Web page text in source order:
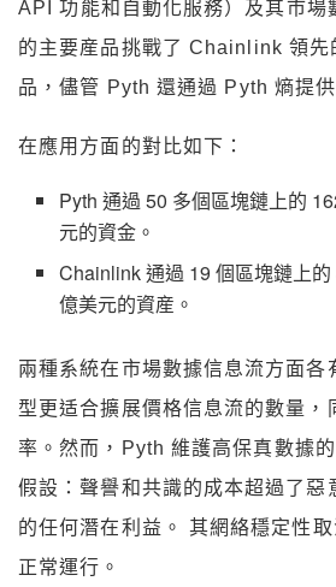
API 功能和自動化服務）及其市場
的主要産品挑戰了 Chainlink 領先
品，儘管 Pyth 還通過 Pyth 熵提
在應用方面的對比如下：
Pyth 通過 50 多個區塊鏈上的
元的資金。
Chainlink 通過 19 個區塊鏈上
億美元的資産。
兩種系統在市場數據信息流方面
型更适合擴展價格信息流的數量，
率。然而，Pyth 維護高保真數據
假設：聲譽和共識的成本超過了惡
的任何潛在利益。 其網絡穩定性
正常運行。